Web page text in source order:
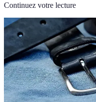
Continuez votre lecture